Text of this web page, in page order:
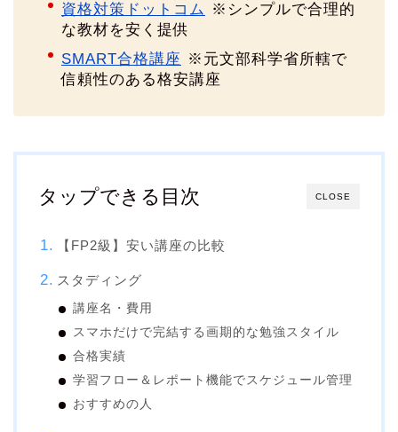
資格対策ドットコム ※シンプルで合理的
な教材を安く提供
SMART合格講座 ※元文部科学省所轄で
信頼性のある格安講座
CLOSE
タップできる目次
【FP2級】安い講座の比較
スタディング
講座名・費用
スマホだけで完結する画期的な勉強スタイル
合格実績
学習フロー＆レポート機能でスケジュール管理
おすすめの人